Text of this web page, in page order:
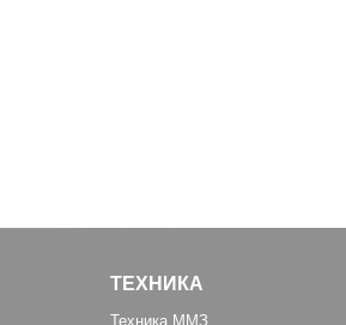
ТЕХНИКА
Техника ММЗ